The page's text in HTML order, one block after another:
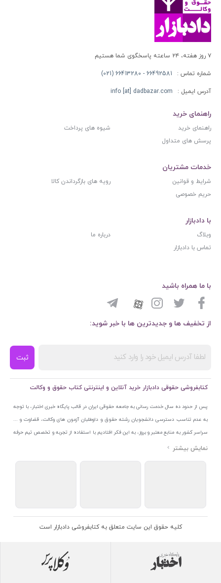
۷ روز هفته، ۲۴ ساعته پاسخگوی شما هستیم
شماره تماس : 66492581 - 66413280 (021)
آدرس ایمیل : info [at] dadbazar.com
راهنمای خرید
راهنمای خرید
شیوه های پرداخت
پرسش های متداول
خدمات مشتریان
شرایط و قوانین
رویه های بازگرداندن کالا
حریم خصوصی
با دادبازار
وبلاگ
درباره ما
تماس با دادبازار
از تخفیف ها و جدیدترین ها با خبر شوید:
ثبت
با ما همراه باشید
کتابفروشی حقوقی دادبازار خرید آنلاین و اینترنتی کتاب حقوق و وکالت
پس از حدود ده سال خدمت رسانی به جامعه حقوقی ایران در قالب پایگاه خبری اختبار، با توجه
به عدم تناسب دسترسی دانشجویان رشته حقوق و داوطلبان آزمون های وکالت، قضاوت و ...
سراسر کشور به منابع معتبر و بروز، به این فکر افتادیم با استفاده از تجربه و تخصص تیم حرفه
ای اختبار خدمتی جدید به جامعه حقوقی ایران ارائه کنیم. به این منظور با راه اندازی و تجهیز
اتحادیه ناشران و کتابفروشان تهران به منظور ارائه مطمئن ترین خدمات مجموعه بسیار کامل و
معتبری از کتاب های حقوقی را به علاقمندان عرضه کرده ایم. علاوه بر این با بهره گیری از فناوری
اندازی کردیم تا علاقمندان بتوانند با اطمینان کافی و به اتکای اعتبار این مجموعه قدیمی کتاب و
کلیه حقوق این سایت متعلق به کتابفروشی دادبازار است